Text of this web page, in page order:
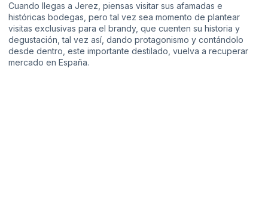
Cuando llegas a Jerez, piensas visitar sus afamadas e
históricas bodegas, pero tal vez sea momento de plantear
visitas exclusivas para el brandy, que cuenten su historia y
degustación, tal vez así, dando protagonismo y contándolo
desde dentro, este importante destilado, vuelva a recuperar
mercado en España.